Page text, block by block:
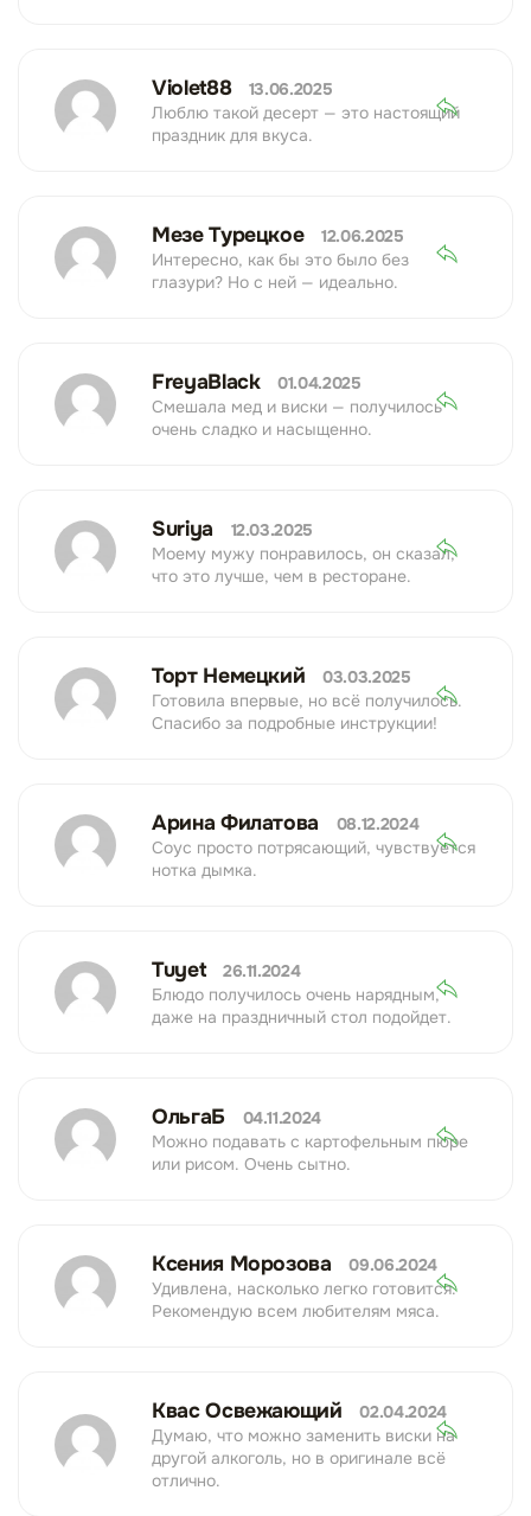
Violet88
13.06.2025
Люблю такой десерт — это настоящий
праздник для вкуса.
Мезе Турецкое
12.06.2025
Интересно, как бы это было без
глазури? Но с ней — идеально.
FreyaBlack
01.04.2025
Смешала мед и виски — получилось
очень сладко и насыщенно.
Suriya
12.03.2025
Моему мужу понравилось, он сказал,
что это лучше, чем в ресторане.
Торт Немецкий
03.03.2025
Готовила впервые, но всё получилось.
Спасибо за подробные инструкции!
Арина Филатова
08.12.2024
Соус просто потрясающий, чувствуется
нотка дымка.
Tuyet
26.11.2024
Блюдо получилось очень нарядным,
даже на праздничный стол подойдет.
ОльгаБ
04.11.2024
Можно подавать с картофельным пюре
или рисом. Очень сытно.
Ксения Морозова
09.06.2024
Удивлена, насколько легко готовится.
Рекомендую всем любителям мяса.
Квас Освежающий
02.04.2024
Думаю, что можно заменить виски на
другой алкоголь, но в оригинале всё
отлично.